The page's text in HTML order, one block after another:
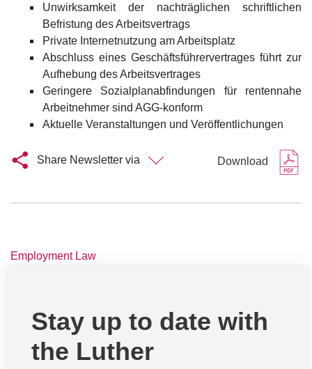
Unwirksamkeit der nachträglichen schriftlichen
Befristung des Arbeitsvertrags
Private Internetnutzung am Arbeitsplatz
Abschluss eines Geschäftsführervertrages führt zur
Aufhebung des Arbeitsvertrages
Geringere Sozialplanabfindungen für rentennahe
Arbeitnehmer sind AGG-konform
Aktuelle Veranstaltungen und Veröffentlichungen
Share Newsletter via Download
Employment Law
Stay up to date with
the Luther